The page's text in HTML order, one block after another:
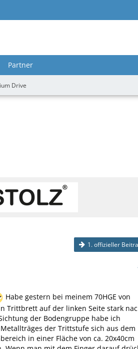
Partner
Drive
1. offizieller
Habe gestern bei meinem 70HGE von
Trittbrett auf der linken Seite stark
der Bodengruppe habe ich
der Trittstufe sich aus dem
in einer Fläche von ca. 20x40cm